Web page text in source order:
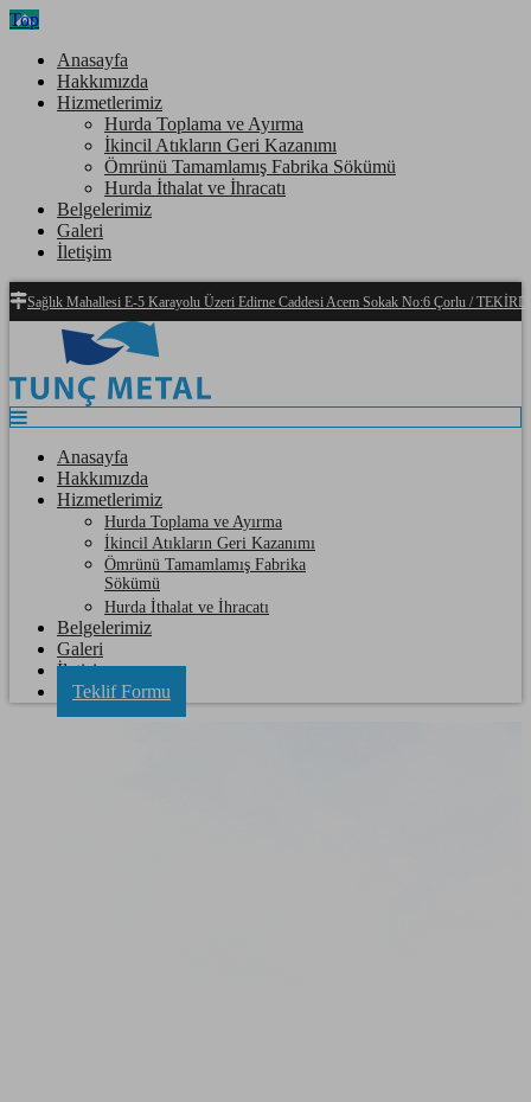
Top
Anasayfa
Hakkımızda
Hizmetlerimiz
Hurda Toplama ve Ayırma
İkincil Atıkların Geri Kazanımı
Ömrünü Tamamlamış Fabrika Sökümü
Hurda İthalat ve İhracatı
Belgelerimiz
Galeri
İletişim
Sağlık Mahallesi E-5 Karayolu Üzeri Edirne Caddesi Acem Sokak No:6 Çorlu /
Anasayfa
Hakkımızda
Hizmetlerimiz
Hurda Toplama ve Ayırma
İkincil Atıkların Geri Kazanımı
Ömrünü Tamamlamış Fabrika
Sökümü
Hurda İthalat ve İhracatı
Belgelerimiz
Galeri
İletişim
Teklif Formu